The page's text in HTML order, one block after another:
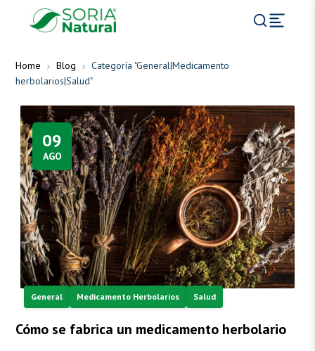
Home Blog
Categoría "General|Medicamento
herbolarios|Salud"
09
AGO
General Medicamento Herbolarios Salud
Cómo se fabrica un medicamento herbolario